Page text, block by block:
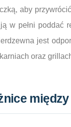
aby
w pełni poddać
jest
oraz